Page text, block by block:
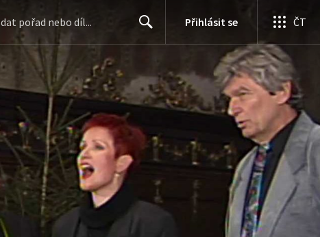
Přihlásit se ČT